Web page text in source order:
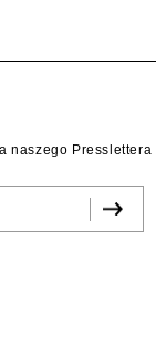
naszego Presslettera